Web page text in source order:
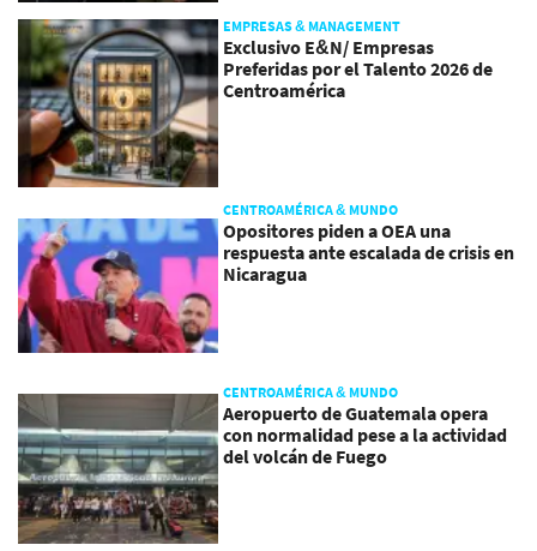
EMPRESAS & MANAGEMENT
Exclusivo E&N/ Empresas
Preferidas por el Talento 2026 de
Centroamérica
CENTROAMÉRICA & MUNDO
Opositores piden a OEA una
respuesta ante escalada de crisis en
Nicaragua
CENTROAMÉRICA & MUNDO
Aeropuerto de Guatemala opera
con normalidad pese a la actividad
del volcán de Fuego